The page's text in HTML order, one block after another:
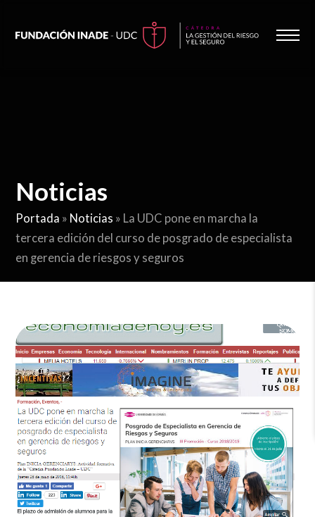
Noticias
Portada » Noticias » La UDC pone en marcha la
tercera edición del curso de posgrado de especialista
en gerencia de riesgos y seguros